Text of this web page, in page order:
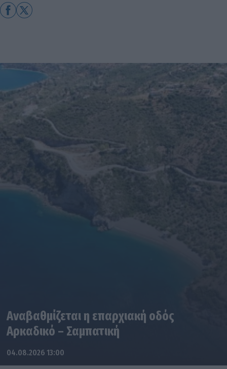
Αναβαθμίζεται η επαρχιακή οδός
Αρκαδικό – Σαμπατική
04.08.2026 13:00